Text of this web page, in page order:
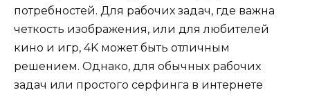
потребностей. Для рабочих задач, где важна
четкость изображения, или для любителей
кино и игр, 4K может быть отличным
решением. Однако, для обычных рабочих
задач или простого серфинга в интернете